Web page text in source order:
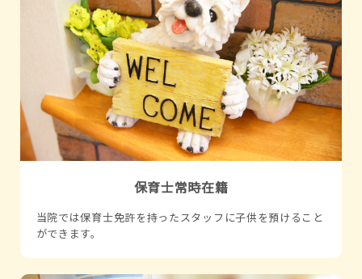
保育士常時在籍
当院では保育士免許を持ったスタッフに子供を預けること
ができます。